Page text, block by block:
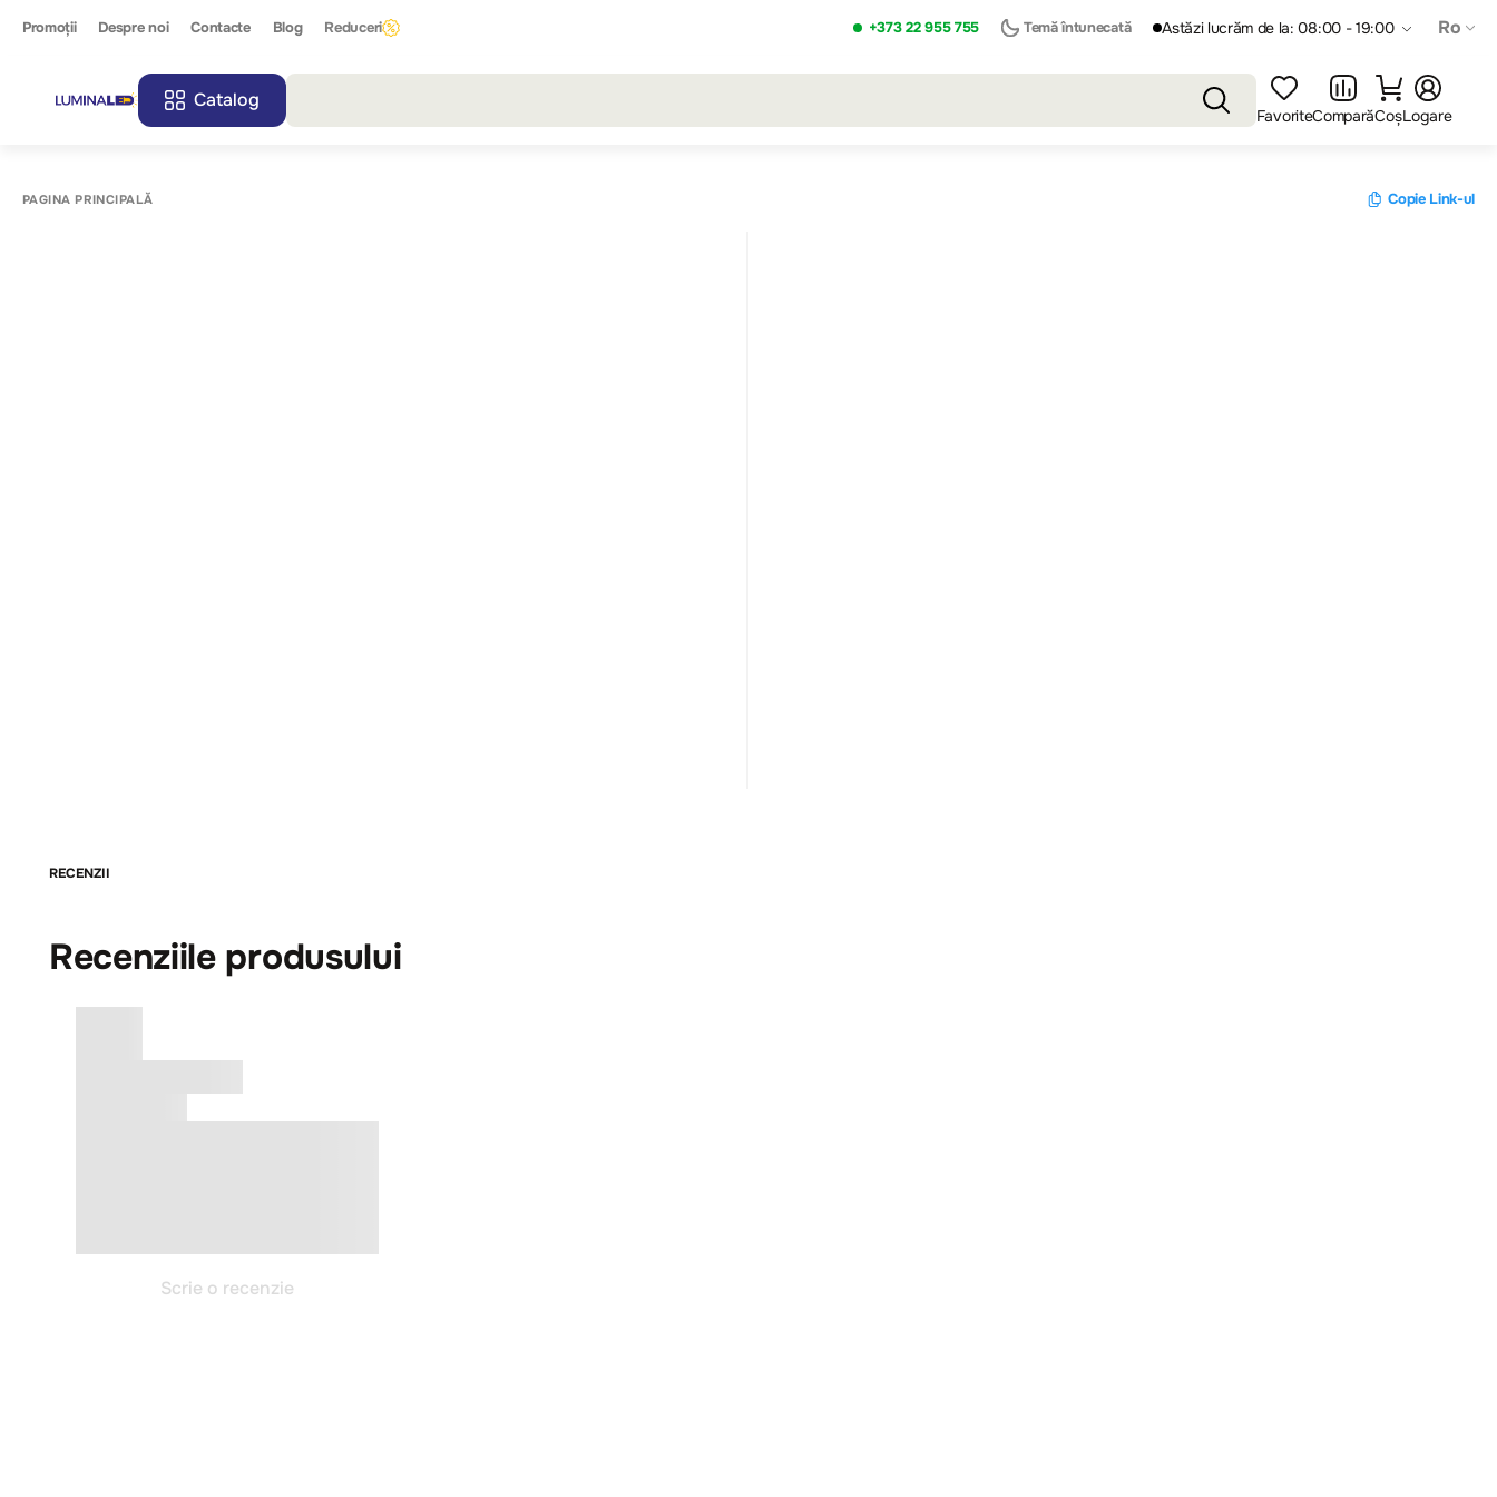
Promoții Despre noi Contacte Blog Reduceri +373 22 955 755 Temă întunecată Astăzi lucrăm de la: 08:00 - 19:00 Ro
Catalog
FavoriteComparăCoșLogare
PAGINA PRINCIPALĂ Copie Link-ul
RECENZII
Recenziile produsului
Scrie o recenzie